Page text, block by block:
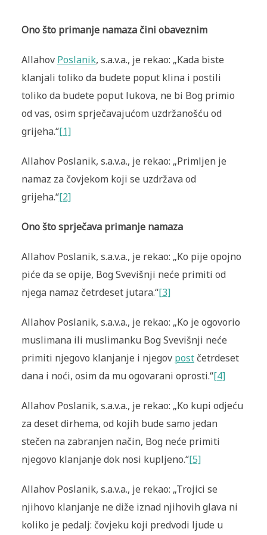
Ono što primanje namaza čini obaveznim
Allahov Poslanik, s.a.v.a., je rekao: „Kada biste
klanjali toliko da budete poput klina i postili
toliko da budete poput lukova, ne bi Bog primio
od vas, osim sprječavajućom uzdržanošću od
grijeha.“[1]
Allahov Poslanik, s.a.v.a., je rekao: „Primljen je
namaz za čovjekom koji se uzdržava od
grijeha.“[2]
Ono što sprječava primanje namaza
Allahov Poslanik, s.a.v.a., je rekao: „Ko pije opojno
piće da se opije, Bog Svevišnji neće primiti od
njega namaz četrdeset jutara.“[3]
Allahov Poslanik, s.a.v.a., je rekao: „Ko je ogovorio
muslimana ili muslimanku Bog Svevišnji neće
primiti njegovo klanjanje i njegov postčetrdeset
dana i noći, osim da mu ogovarani oprosti.“[4]
Allahov Poslanik, s.a.v.a., je rekao: „Ko kupi odjeću
za deset dirhema, od kojih bude samo jedan
stečen na zabranjen način, Bog neće primiti
njegovo klanjanje dok nosi kupljeno.“[5]
Allahov Poslanik, s.a.v.a., je rekao: „Trojici se
njihovo klanjanje ne diže iznad njihovih glava ni
koliko je pedalj: čovjeku koji predvodi ljude u